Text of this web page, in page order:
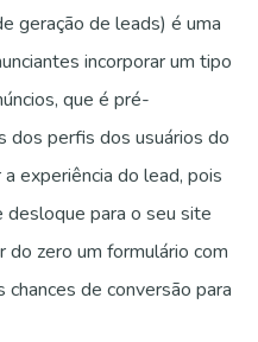
geração de leads) é uma
incorporar um tipo
que é pré-
dos perfis dos usuários do
experiência do lead, pois
desloque para o seu site
do zero um formulário com
chances de conversão para